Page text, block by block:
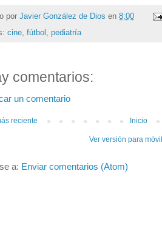
por Javier González de Dios en 8:00
cine, fútbol , pediatría
comentarios:
un comentario
reciente Inicio
Ver versión para
a: Enviar comentarios (Atom)